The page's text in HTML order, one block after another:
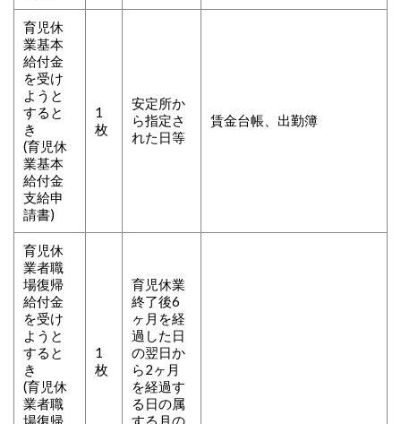
育児休
業基本
給付金
を受け
ようと
すると
き
(育児休
業基本
給付金
支給申
請書)
1
枚
安定所か
ら指定さ
れた日等
賃金台帳、出勤簿
育児休
業者職
場復帰
給付金
を受け
ようと
すると
き
(育児休
業者職
場復帰
1
枚
育児休業
終了後6
ヶ月を経
過した日
の翌日か
ら2ヶ月
を経過す
る日の属
する月の